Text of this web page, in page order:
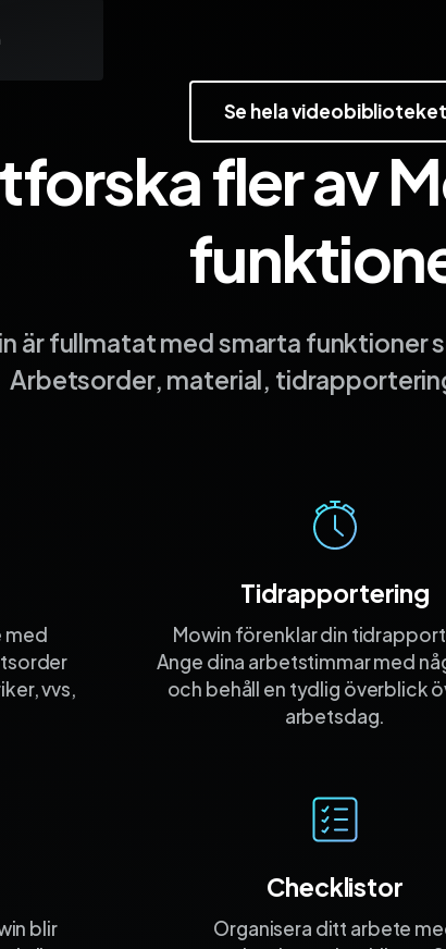
Se hela videobiblioteket
fler av
är fullmatat med smarta funktioner
Arbetsorder, material,
med
vvs,
Tidrapportering
Mowin förenklar din
Ange dina arbetstimmar med
och behåll en tydlig överblick
arbetsdag.
blir
Checklistor
Organisera ditt arbete